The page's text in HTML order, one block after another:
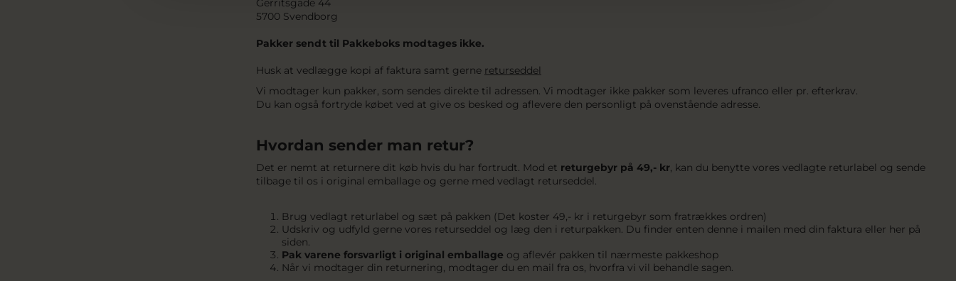
Gerritsgade 44
5700 Svendborg
Pakker sendt til Pakkeboks modtages ikke.
Husk at vedlægge kopi af faktura samt gerne returseddel
Vi modtager kun pakker, som sendes direkte til adressen. Vi modtager ikke pakker som leveres ufranco eller pr. efterkrav.
Du kan også fortryde købet ved at give os besked og aflevere den personligt på ovenstående adresse.
Hvordan sender man retur?
Det er nemt at returnere dit køb hvis du har fortrudt. Mod et returgebyr på 49,- kr, kan du benytte vores vedlagte returlabel og sende
tilbage til os i original emballage og gerne med vedlagt returseddel.
Brug vedlagt returlabel og sæt på pakken (Det koster 49,- kr i returgebyr som fratrækkes ordren)
Udskriv og udfyld gerne vores returseddel og læg den i returpakken. Du finder enten denne i mailen med din faktura eller her på
siden.
Pak varene forsvarligt i original emballage og aflevér pakken til nærmeste pakkeshop
Når vi modtager din returnering, modtager du en mail fra os, hvorfra vi vil behandle sagen.